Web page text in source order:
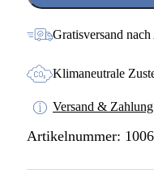
Esel
MengeGratisversand
Klimaneutrale
Versand & Zahlung
Artikelnummer: